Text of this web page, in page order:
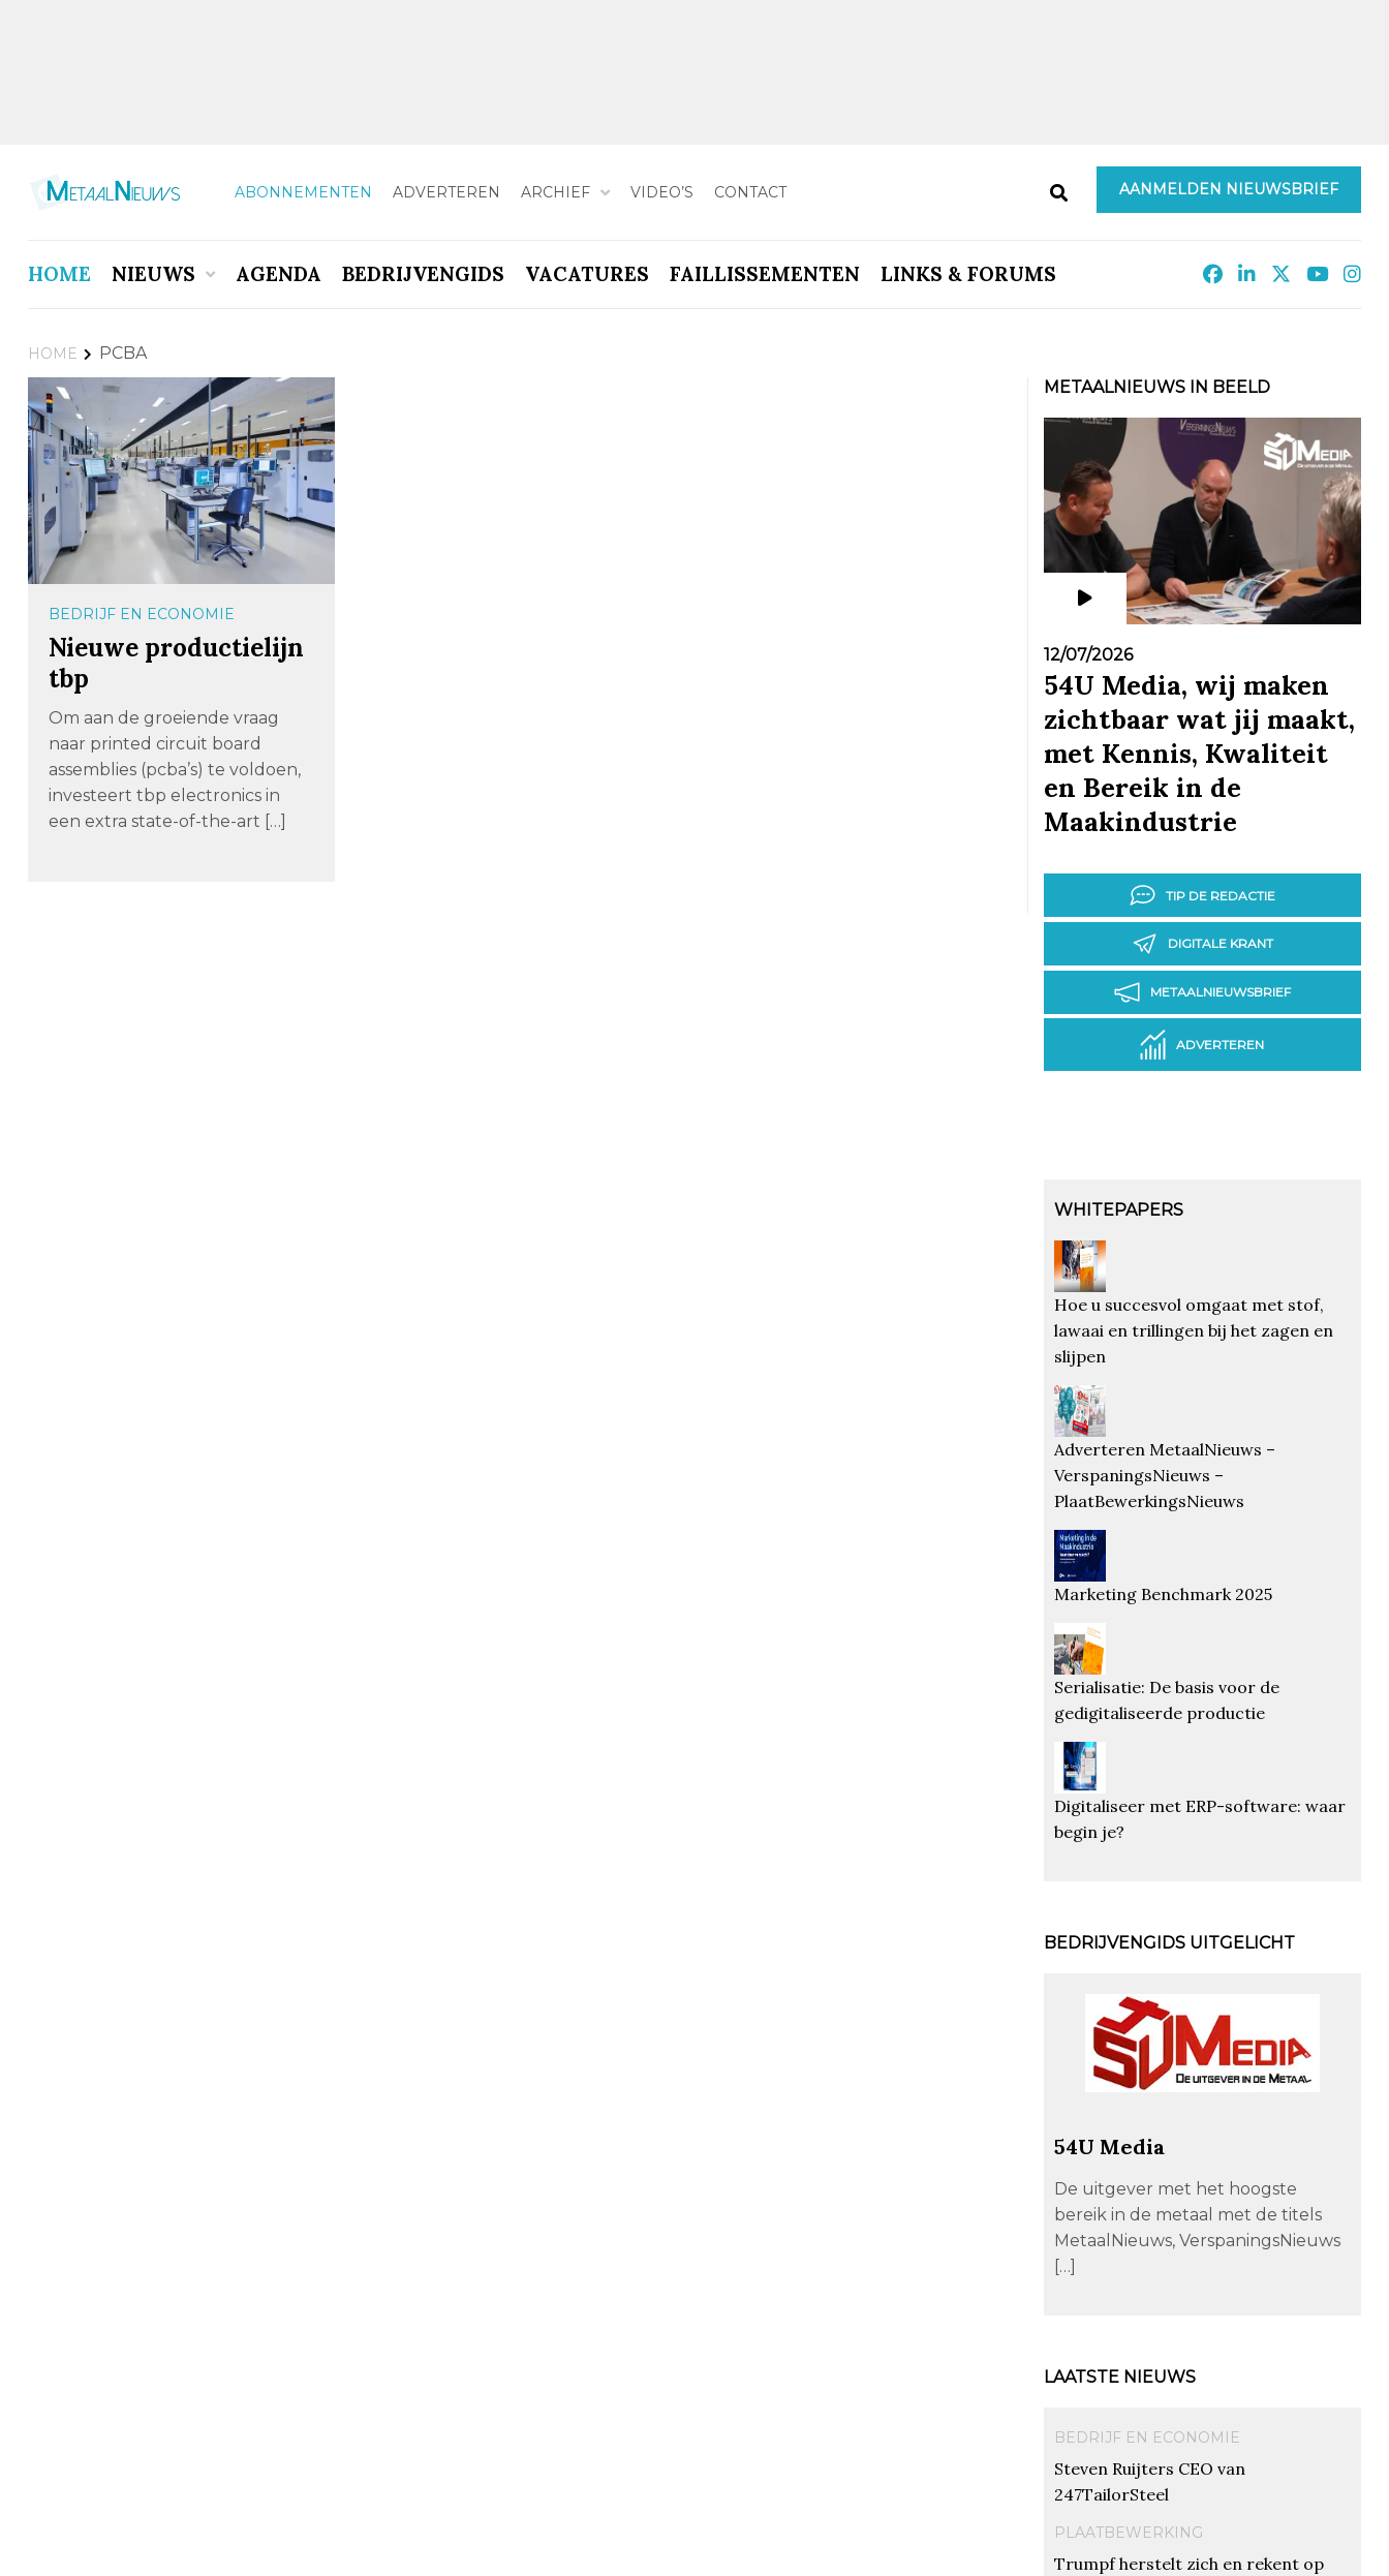
ABONNEMENTEN ADVERTEREN ARCHIEF VIDEO’S CONTACT AANMELDEN NIEUWSBRIEF
HOME NIEUWS AGENDA BEDRIJVENGIDS VACATURES FAILLISSEMENTEN LINKS & FORUMS
HOME PCBA
BEDRIJF EN ECONOMIE
Nieuwe productielijn
tbp
Om aan de groeiende vraag
naar printed circuit board
assemblies (pcba’s) te voldoen,
investeert tbp electronics in
een extra state-of-the-art […]
METAALNIEUWS IN BEELD
12/07/2026
54U Media, wij maken
zichtbaar wat jij maakt,
met Kennis, Kwaliteit
en Bereik in de
Maakindustrie
TIP DE REDACTIE
DIGITALE KRANT
METAALNIEUWSBRIEF
ADVERTEREN
WHITEPAPERS
Hoe u succesvol omgaat met stof,
lawaai en trillingen bij het zagen en
slijpen
Adverteren MetaalNieuws –
VerspaningsNieuws –
PlaatBewerkingsNieuws
Marketing Benchmark 2025
Serialisatie: De basis voor de
gedigitaliseerde productie
Digitaliseer met ERP-software: waar
begin je?
BEDRIJVENGIDS UITGELICHT
54U Media
De uitgever met het hoogste
bereik in de metaal met de titels
MetaalNieuws, VerspaningsNieuws
[…]
LAATSTE NIEUWS
BEDRIJF EN ECONOMIE
Steven Ruijters CEO van
247TailorSteel
PLAATBEWERKING
Trumpf herstelt zich en rekent op